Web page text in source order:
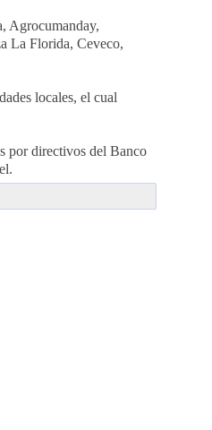
Agrocumanday,
La Florida, Ceveco,
locales, el cual
por directivos del Banco